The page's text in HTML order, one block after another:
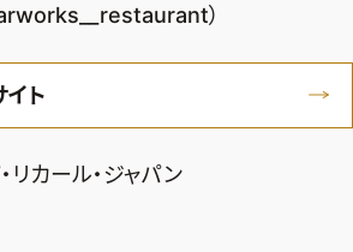
）
ト
リカール・ジャパン